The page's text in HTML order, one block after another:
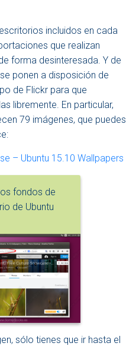
incluidos en cada
que realizan
forma desinteresada. Y de
ponen a disposición de
de Flickr para que
libremente. En particular,
79 imágenes, que puedes
– Ubuntu 15.10 Wallpapers
fondos de
de Ubuntu
sólo tienes que ir hasta el